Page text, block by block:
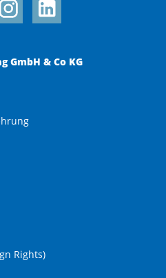
GmbH & Co KG
Rights)